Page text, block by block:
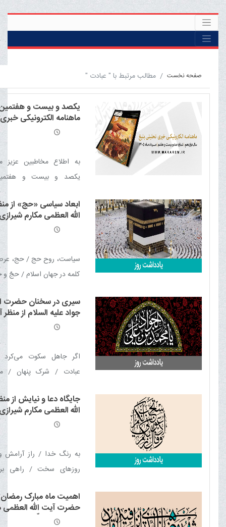
صفحه نخست مطالب مرتبط با " عبادت "
یکصد و بیست و
ماهنامه الکترونیکی
تحلیلی بلیغ
به اطلاع مخاطبین عزیز
یکصد و بیست و
ماهنامه الکترونیکی
بلیغ (مرداد 1405) منتشر شد.
ابعاد سیاسی «حج» از
الله العظمی مکارم
سیاست، روح حج / حج،
کلمه در جهان اسلام / حجّ و
نماد همبستگی امت
مایه قدرت و شوکت
سیری در سخنان حضرت
جواد علیه السلام از منظر
مکارم شیرازی
اگر جاهل سکوت می‌کرد
عبادت / شرک پنهان /
خدا
جایگاه دعا و نیایش از
الله العظمی مکارم
به رنگ خدا / راز آرامش
روزهای سخت / راهی
درونی / نقش نیایش در
/ از شیوه های پرورش ایمان
اهمیت ماه مبارک رمضان
حضرت آیت الله العظمی
شیرازی مدّ ظلّه العالی